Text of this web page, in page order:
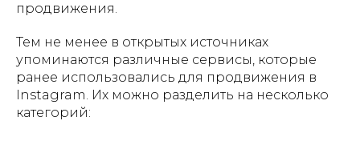
продвижения.
Тем не менее в открытых источниках
упоминаются различные сервисы, которые
ранее использовались для продвижения в
Instagram. Их можно разделить на несколько
категорий: